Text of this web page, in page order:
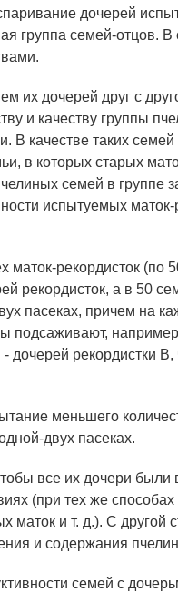
дочерей
группа семей-отцов.
их дочерей друг с
и качеству группы
В качестве таких
в которых старых
семей в группе
испытуемых
маток-рекордисток
рекордисток, а в 50
пасеках, причем на
подсаживают,
дочерей рекордистки
меньшего
двух пасеках.
все их дочери
(при тех же
маток и т. д.). С
и содержания
семей с